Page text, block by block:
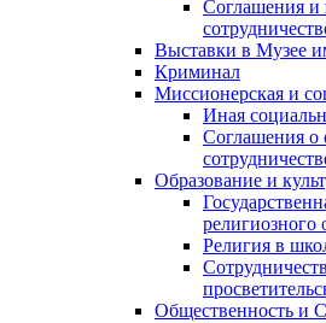
Соглашения и
Выставки в Музее
Криминал
Миссионерская и
Иная
Соглашения о
Образование и
религиозного
Религия в
Общественность и